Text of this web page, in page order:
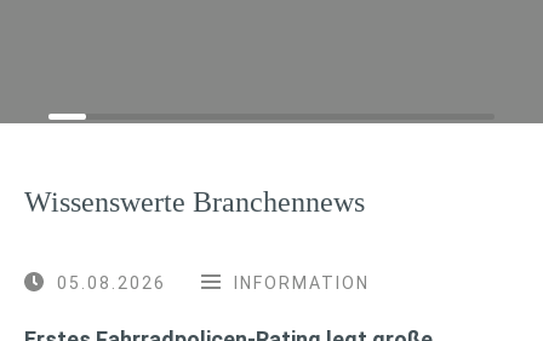
Wissenswerte Branchennews
05.08.2026 INFORMATION